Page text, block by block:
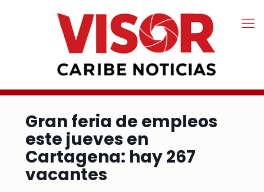
Gran feria de empleos
este jueves en
Cartagena: hay 267
vacantes